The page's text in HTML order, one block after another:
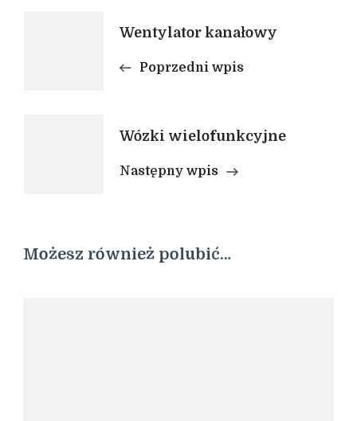
NawigacjaWentylator kanałowy
Poprzedni wpis
Wózki wielofunkcyjne
Następny wpis
Możesz również polubić…